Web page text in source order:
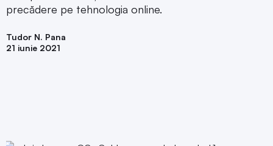
precădere pe tehnologia online.
Tudor N. Pana
21 iunie 2021